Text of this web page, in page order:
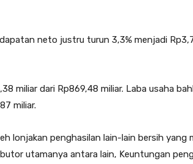
neto justru turun 3,3% menjadi
miliar dari Rp869,48 miliar. Laba usaha
miliar.
lonjakan penghasilan lain-lain bersih yang
utamanya antara lain, Keuntungan